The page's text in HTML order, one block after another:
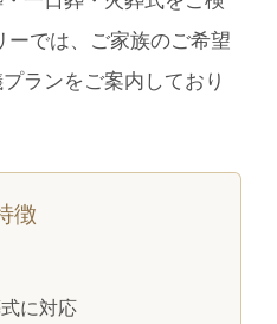
では、ご家族のご希望
ランをご案内しており
徴
に対応